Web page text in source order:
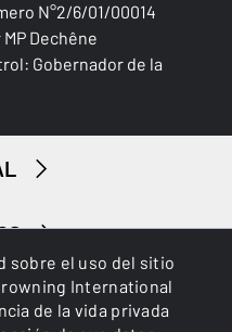
sobre el uso del sitio
International
de la vida privada
N°2/6/01/00014
Dechêne
Gobernador de la